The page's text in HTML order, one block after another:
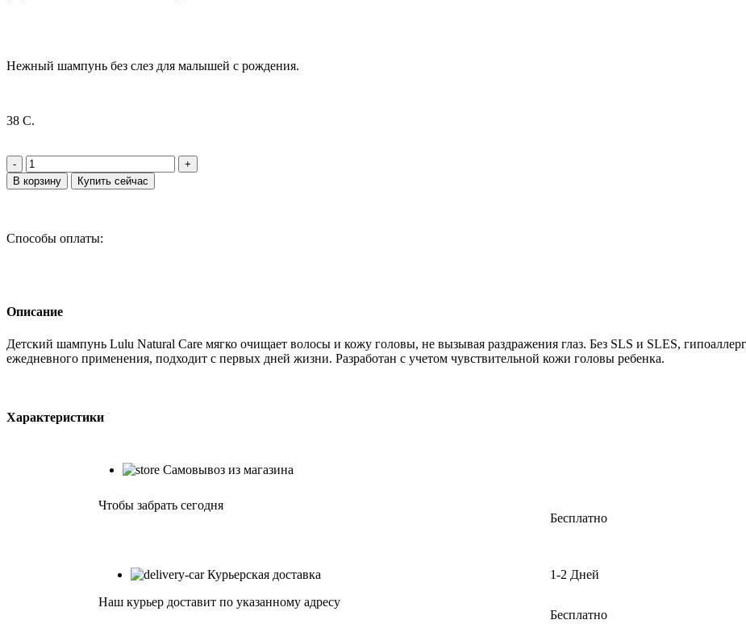
Нежный шампунь без слез для малышей с рождения.
38 C.
В корзину Купить сейчас
Способы оплаты:
Описание
Детский шампунь Lulu Natural Care мягко очищает волосы и кожу головы, не вызывая раздражения глаз. Без SLS и SLES,
ежедневного применения, подходит с первых дней жизни. Разработан с учетом чувствительной кожи головы ребенка.
Характеристики
Самовывоз из магазина
Чтобы забрать сегодня
Бесплатно
Курьерская доставка
Наш курьер доставит по указанному адресу
1-2 Дней
Бесплатно